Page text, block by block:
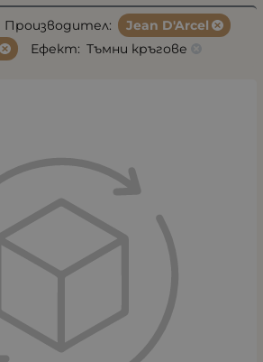
Производител:
Jean D'Arcel
Ефект: Тъмни кръгове